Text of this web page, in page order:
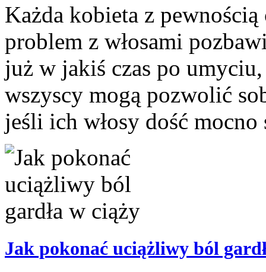
Każda kobieta z pewnością
problem z włosami
już w jakiś czas po
wszyscy mogą pozwolić
jeśli ich włosy dość mocno
Jak pokonać uciążliwy ból